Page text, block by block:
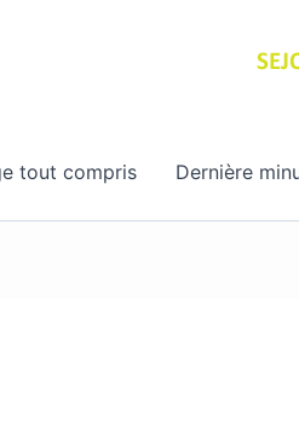
tout compris Dernière